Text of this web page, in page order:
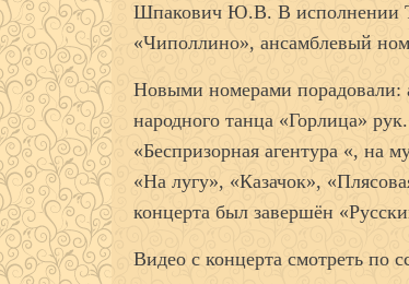
Шпакович Ю.В. В исполнении
«Чиполлино», ансамблевый
Новыми номерами порадовали:
народного танца «Горлица»
«Беспризорная агентура «, на
«На лугу», «Казачок»,
концерта был завершён
Видео с концерта смотреть по